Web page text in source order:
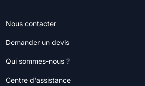
Nous contacter
Demander un devis
Qui sommes-nous ?
Centre d'assistance